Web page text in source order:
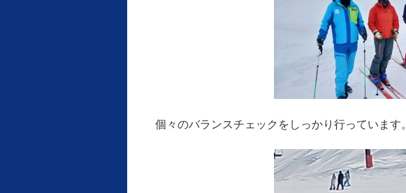
個々のバランスチェックをしっかり行っています。